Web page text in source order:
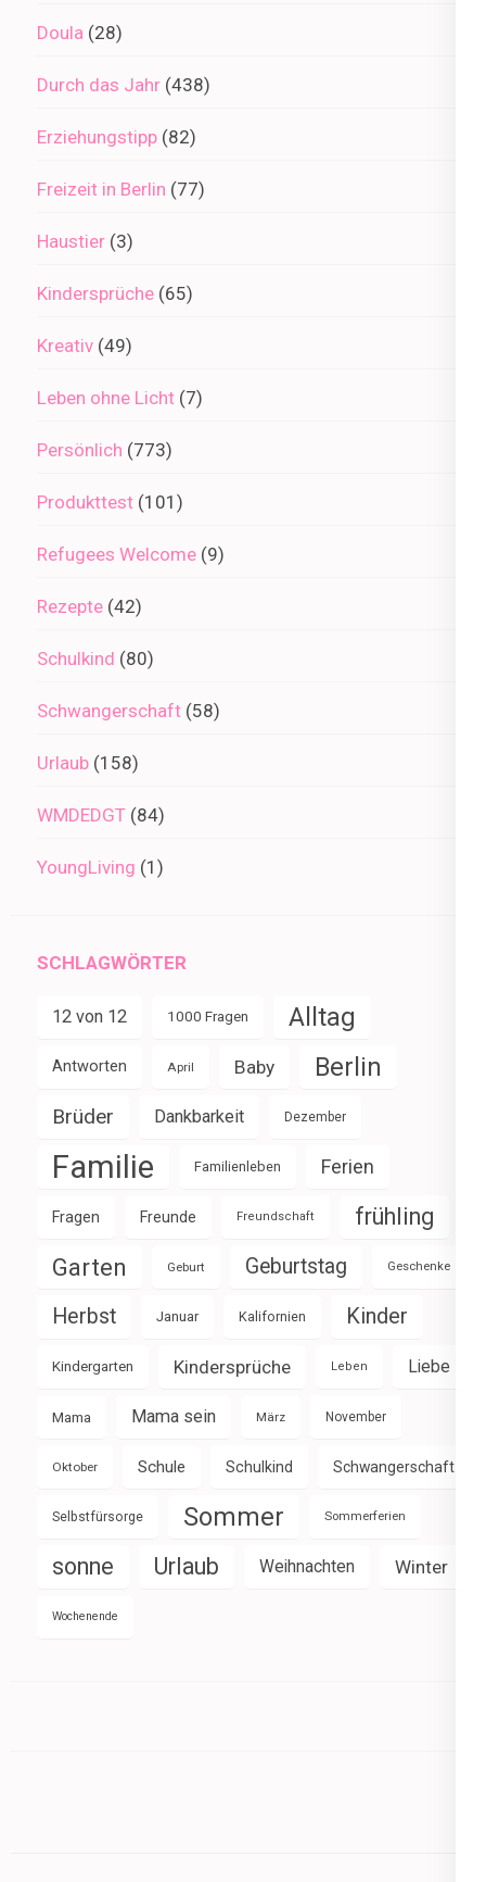
Doula (28)
Durch das Jahr (438)
Erziehungstipp (82)
Freizeit in Berlin (77)
Haustier (3)
Kindersprüche (65)
Kreativ (49)
Leben ohne Licht (7)
Persönlich (773)
Produkttest (101)
Refugees Welcome (9)
Rezepte (42)
Schulkind (80)
Schwangerschaft (58)
Urlaub (158)
WMDEDGT (84)
YoungLiving (1)
SCHLAGWÖRTER
12 von 12 1000 Fragen Alltag
Antworten April Baby Berlin
Brüder Dankbarkeit Dezember
Familie Familienleben Ferien
Fragen Freunde Freundschaft frühling
Garten Geburt Geburtstag Geschenke
Herbst Januar Kalifornien Kinder
Kindergarten Kindersprüche Leben Liebe
Mama Mama sein März November
Oktober Schule Schulkind Schwangerschaft
Selbstfürsorge Sommer Sommerferien
sonne Urlaub Weihnachten Winter
Wochenende